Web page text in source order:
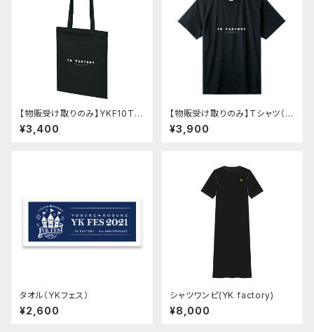
【物販受け取りのみ】YKF10TH
バッグ【サイン会対象】
¥3,400
【物販受け取りのみ】Tシャツ（Y
KF10TH）【サイン会対象】
¥3,900
タオル（YKフェス）
¥2,600
シャツワンピ(YK factory)
¥8,000